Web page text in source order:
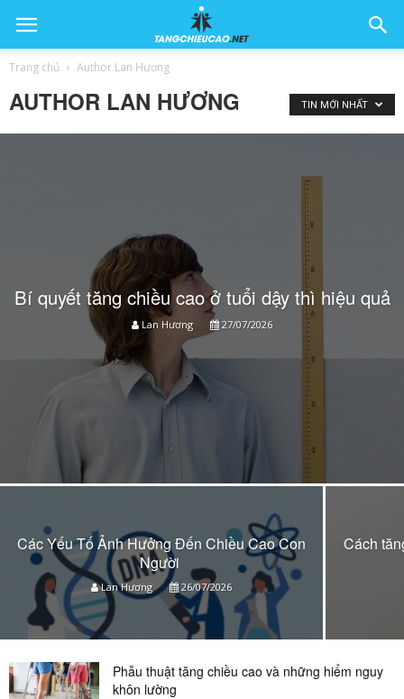
Trang chủ Author Lan Hương
AUTHOR LAN HƯƠNG TIN MỚI NHẤT
Bí quyết tăng chiều cao ở tuổi dậy thì hiệu quả
Lan Hương 27/07/2026
Các Yếu Tố Ảnh Hưởng Đến Chiều Cao Con
Người
Lan Hương 26/07/2026
Cách
Phẫu thuật tăng chiều cao và những hiểm nguy
khôn lường